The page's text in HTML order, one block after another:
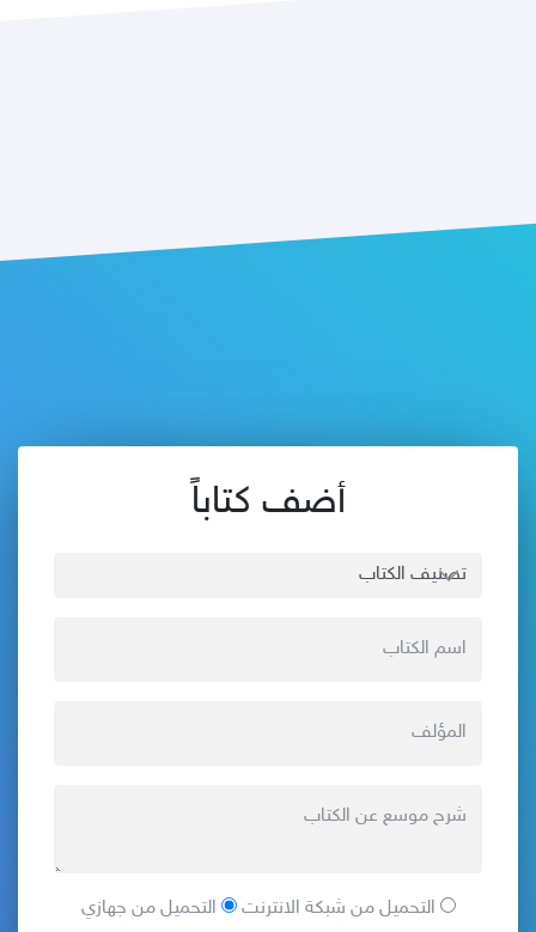
أضف كتاباً
التحميل من شبكة الانترنت التحميل من جهازي